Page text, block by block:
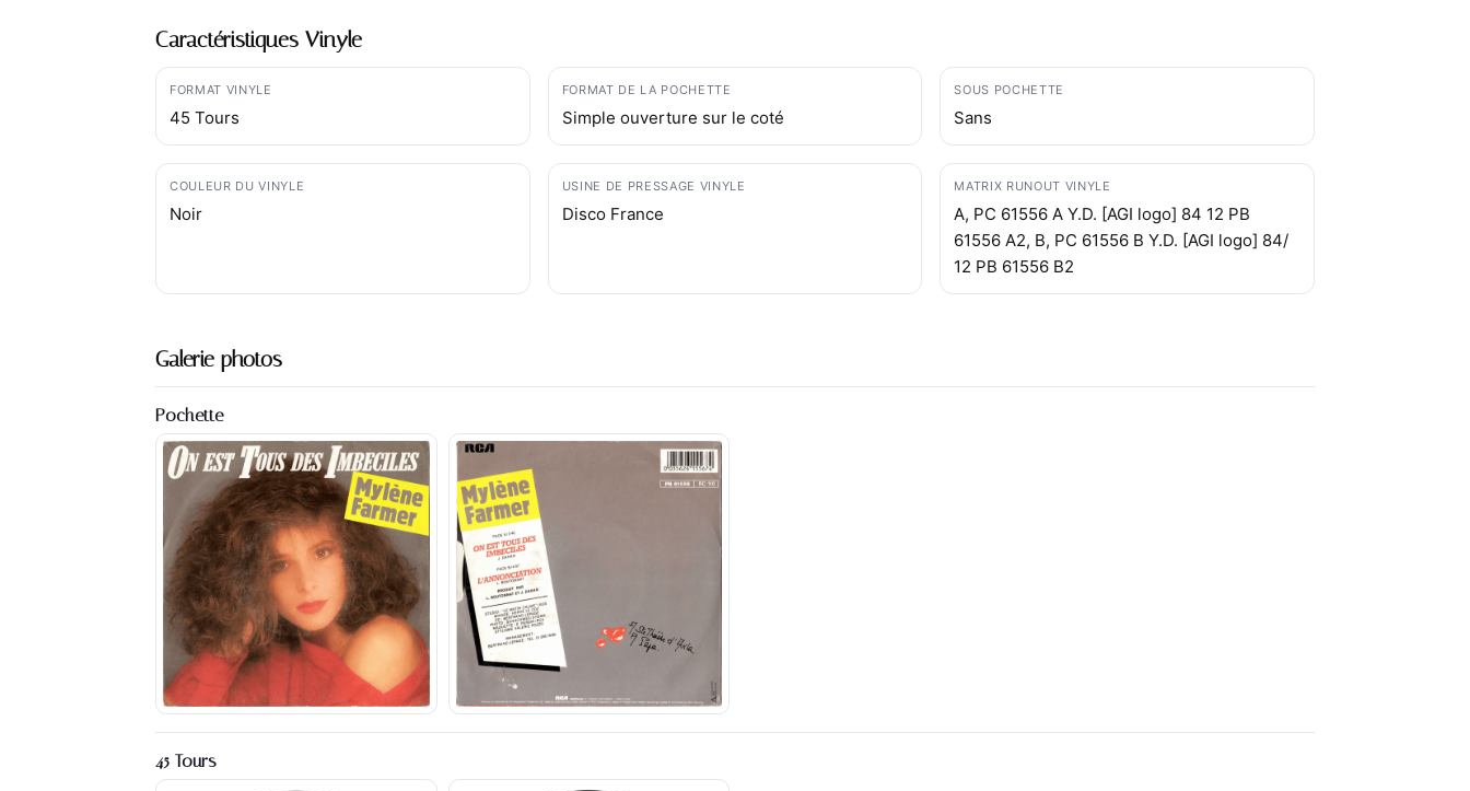
Caractéristiques Vinyle
FORMAT VINYLE
45 Tours
FORMAT DE LA POCHETTE
Simple ouverture sur le coté
SOUS POCHETTE
Sans
COULEUR DU VINYLE
Noir
USINE DE PRESSAGE VINYLE
Disco France
MATRIX RUNOUT VINYLE
A, PC 61556 A Y.D. [AGI logo] 84 12 PB
61556 A2, B, PC 61556 B Y.D. [AGI logo] 84/
12 PB 61556 B2
Galerie photos
Pochette
45 Tours